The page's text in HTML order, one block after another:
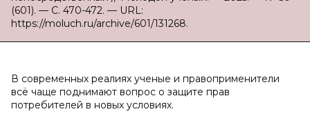
(601). — С. 470-472. — URL:
https://moluch.ru/archive/601/131268.
В современных реалиях ученые и правоприменители
всё чаще поднимают вопрос о защите прав
потребителей в новых условиях.